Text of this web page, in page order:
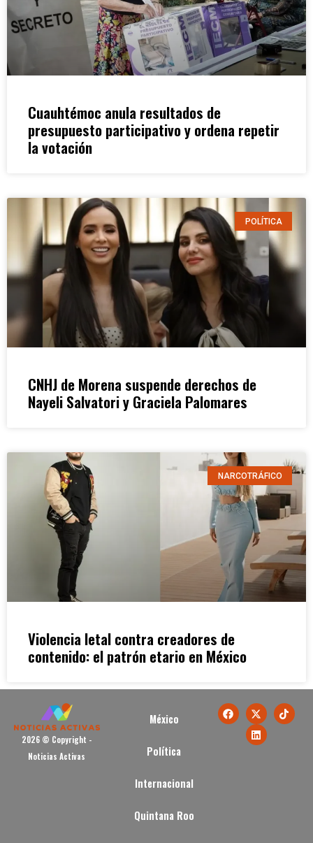
Cuauhtémoc anula resultados de
presupuesto participativo y ordena repetir
la votación
POLÍTICA
CNHJ de Morena suspende derechos de
Nayeli Salvatori y Graciela Palomares
NARCOTRÁFICO
Violencia letal contra creadores de
contenido: el patrón etario en México
2026 © Copyright -
Noticias Activas
México
Política
Internacional
Quintana Roo